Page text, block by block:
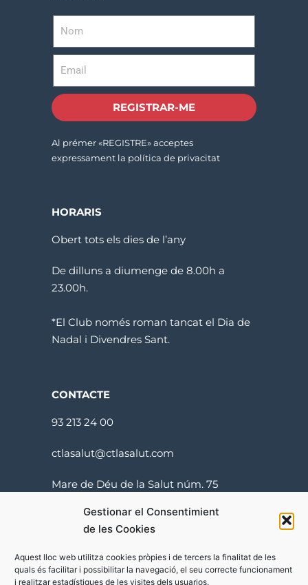
Gestionar el Consentimient
de les Cookies
Aquest lloc web utilitza cookies pròpies i de tercers la finalitat de les
quals és facilitar i possibilitar la navegació, el seu correcte funcionament
i realitzar estadístiques de les visites dels usuarios.
REGISTRAR-ME
Al prémer «REGISTRE» acceptes
expressament la política de privacitat
HORARIS
Obert tots els dies de l’any
De dilluns a diumenge de 8.00h a
23.00h.
*El Club només roman tancat el Dia de
Nadal i Divendres Sant.
CONTACTE
93 213 24 00
ctlasalut@ctlasalut.com
Mare de Déu de la Salut núm. 75